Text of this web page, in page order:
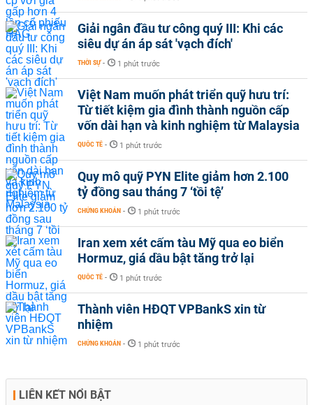
Giải ngân đầu tư công quý III: Khi các
siêu dự án áp sát 'vạch đích'
THỜI SỰ - 1 phút trước
Việt Nam muốn phát triển quỹ hưu trí:
Từ tiết kiệm gia đình thành nguồn cấp
vốn dài hạn và kinh nghiệm từ Malaysia
QUỐC TẾ - 1 phút trước
Quy mô quỹ PYN Elite giảm hơn 2.100
tỷ đồng sau tháng 7 ‘tồi tệ’
CHỨNG KHOÁN - 1 phút trước
Iran xem xét cấm tàu Mỹ qua eo biển
Hormuz, giá dầu bật tăng trở lại
QUỐC TẾ - 1 phút trước
Thành viên HĐQT VPBankS xin từ
nhiệm
CHỨNG KHOÁN - 1 phút trước
LIÊN KẾT NỔI BẬT